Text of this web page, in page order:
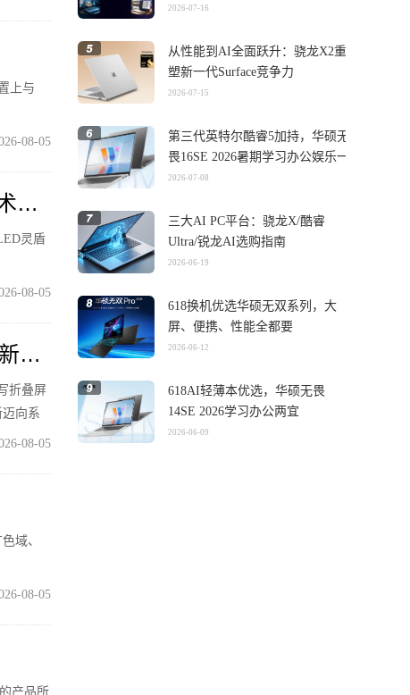
上与
08-05
防
灵盾
08-05
体
折叠屏
向系
08-05
域、
08-05
产品所
位
2026-07-16
从性能到AI全面跃升：骁龙X2重
塑新一代Surface竞争力
2026-07-15
第三代英特尔酷睿5加持，华硕无
畏16SE 2026暑期学习办公娱乐一
机搞定
2026-07-08
三大AI PC平台：骁龙X/酷睿
Ultra/锐龙AI选购指南
2026-06-19
618换机优选华硕无双系列，大
屏、便携、性能全都要
2026-06-12
618AI轻薄本优选，华硕无畏
14SE 2026学习办公两宜
2026-06-09